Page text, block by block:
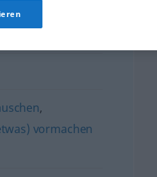
,
vormachen